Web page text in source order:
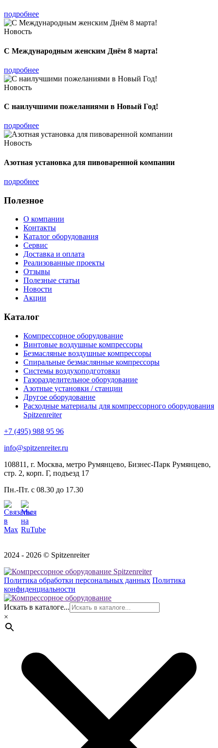
подробнее
Новость
С Международным женским Днём 8 марта!
подробнее
Новость
С наилучшими пожеланиями в Новый Год!
подробнее
Новость
Азотная установка для пивоваренной компании
подробнее
Полезное
О компании
Контакты
Каталог оборудования
Сервис
Доставка и оплата
Реализованные проекты
Отзывы
Полезные статьи
Новости
Акции
Каталог
Компрессорное оборудование
Винтовые воздушные компрессоры
Безмасляные воздушные компрессоры
Спиральные безмаслянные компрессоры
Системы воздухоподготовки
Газоразделительное оборудование
Азотные установки / станции
Другое оборудование
Расходные материалы для компрессорного оборудования
Spitzenreiter
+7 (495) 988 95 96
info@spitzenreiter.ru
108811, г. Москва, метро Румянцево, Бизнес-Парк Румянцево,
стр. 2, корп. Г, подъезд 17
Пн.-Пт. с 08.30 до 17.30
2024 - 2026 © Spitzenreiter
Политика обработки персональных данных Политика
конфиденциальности
Искать в каталоге...
×